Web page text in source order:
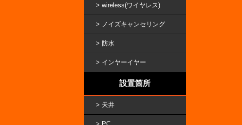
wireless(ワイヤレス)
ノイズキャンセリング
防水
インヤーイヤー
設置箇所
天井